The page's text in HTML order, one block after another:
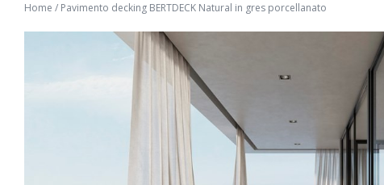
Home / Pavimento decking BERTDECK Natural in gres porcellanato